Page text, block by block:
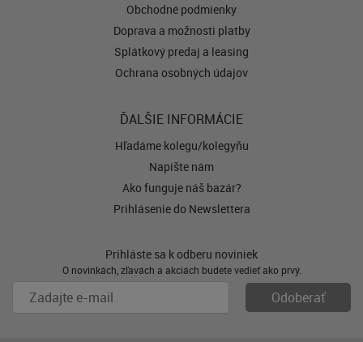
Obchodné podmienky
Doprava a možnosti platby
Splátkový predaj a leasing
Ochrana osobných údajov
ĎALŠIE INFORMÁCIE
Hľadáme kolegu/kolegyňu
Napíšte nám
Ako funguje náš bazár?
Prihlásenie do Newslettera
Prihláste sa k odberu noviniek
O novinkách, zľavách a akciách budete vedieť ako prvý.